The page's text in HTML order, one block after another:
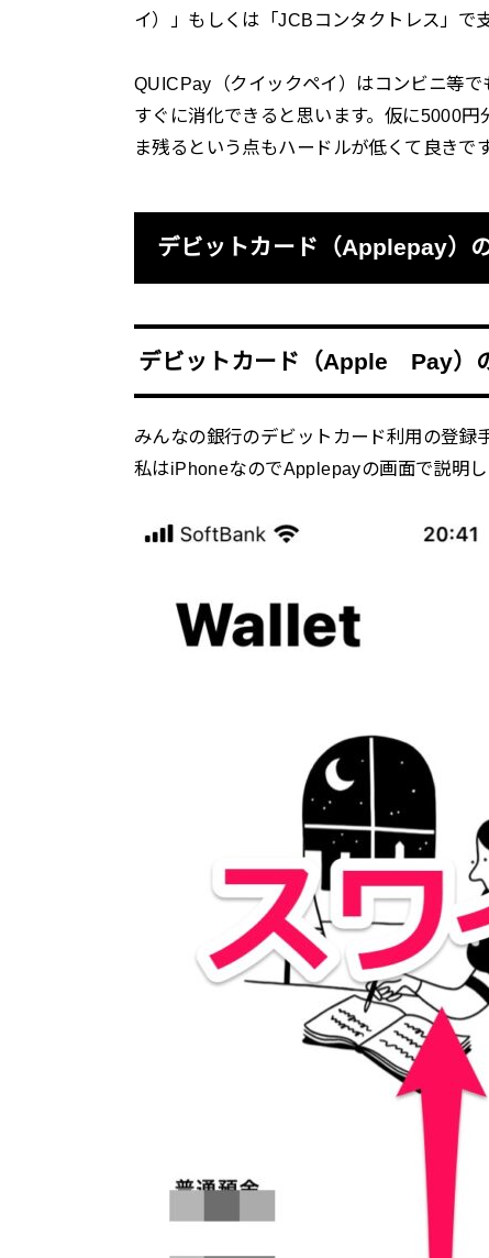
イ）」もしくは「JCBコンタクトレス」で
QUICPay（クイックペイ）はコンビニ等
すぐに消化できると思います。仮に5000
ま残るという点もハードルが低くて良きで
デビットカード（Applepay）
デビットカード（Apple Pay）
みんなの銀行のデビットカード利用の登録
私はiPhoneなのでApplepayの画面で説明し